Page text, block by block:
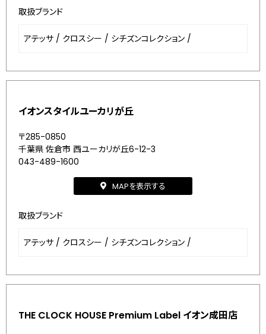
取扱ブランド
アテッサ / クロスシー / シチズンコレクション /
イオンスタイルユーカリが丘
〒285-0850
千葉県 佐倉市 西ユーカリが丘6-12-3
043-489-1600
MAPを表示する
取扱ブランド
アテッサ / クロスシー / シチズンコレクション /
THE CLOCK HOUSE Premium Label イオン成田店